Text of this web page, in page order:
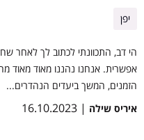
יפן
הי דב, התכוונתי לכתוב לך לאחר
אפשרית. אנחנו נהננו מאוד מאוד
הזמנים, המשך ביעדים הנהדרים...
איריס שילה | 16.10.2023